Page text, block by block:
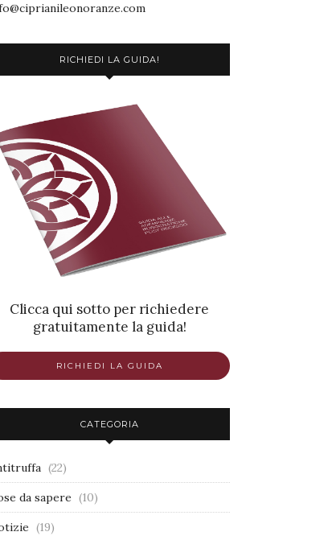
RICHIEDI LA GUIDA!
Clicca qui sotto per richiedere
gratuitamente la guida!
RICHIEDI LA GUIDA
CATEGORIA
(22)
da sapere (10)
(19)